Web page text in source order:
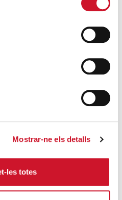
Mostrar-ne els detalls
les totes
Acollida i acompanyament
Sense llar i habitatge